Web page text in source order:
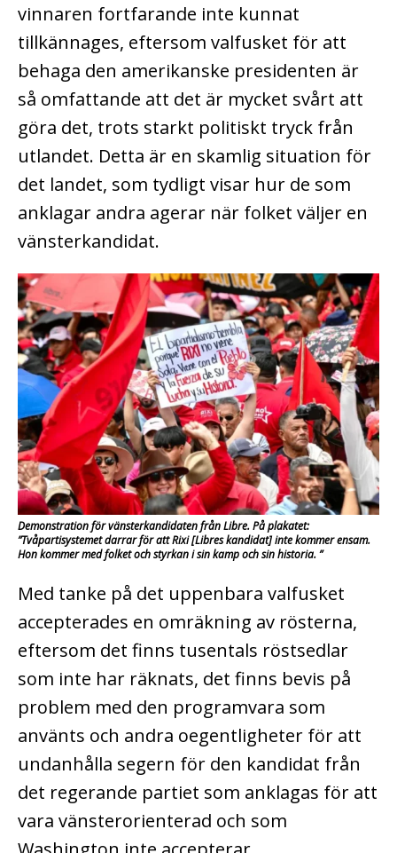
vinnaren fortfarande inte kunnat
tillkännages, eftersom valfusket för att
behaga den amerikanske presidenten är
så omfattande att det är mycket svårt att
göra det, trots starkt politiskt tryck från
utlandet. Detta är en skamlig situation för
det landet, som tydligt visar hur de som
anklagar andra agerar när folket väljer en
vänsterkandidat.
Demonstration för vänsterkandidaten från Libre. På plakatet:
”Tvåpartisystemet darrar för att Rixi [Libres kandidat] inte kommer ensam.
Hon kommer med folket och styrkan i sin kamp och sin historia. ”
Med tanke på det uppenbara valfusket
accepterades en omräkning av rösterna,
eftersom det finns tusentals röstsedlar
som inte har räknats, det finns bevis på
problem med den programvara som
använts och andra oegentligheter för att
undanhålla segern för den kandidat från
det regerande partiet som anklagas för att
vara vänsterorienterad och som